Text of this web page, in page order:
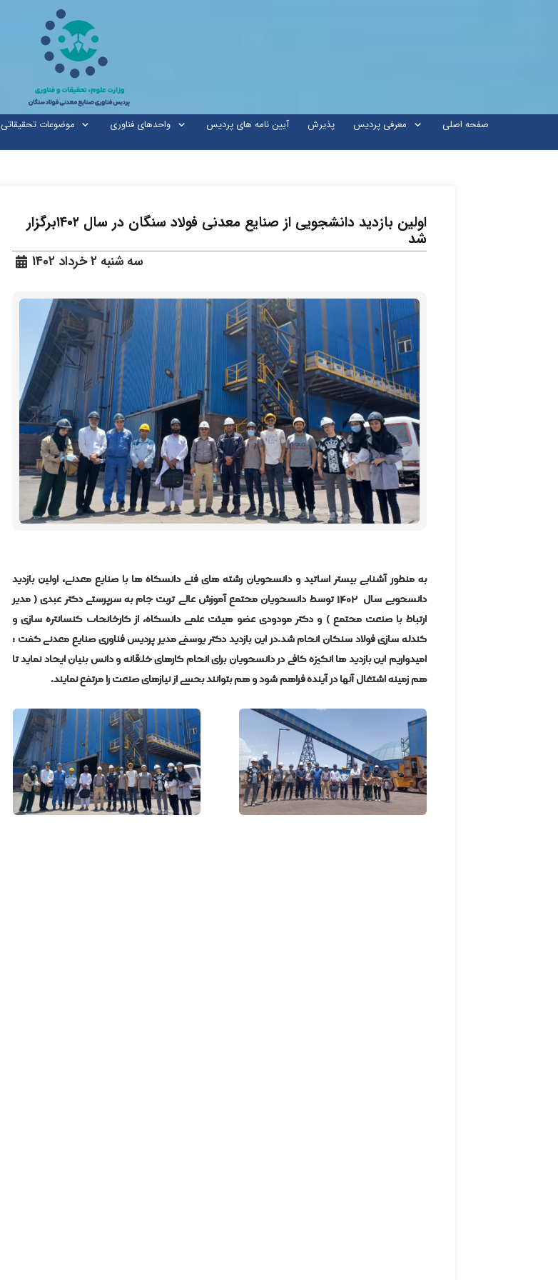
موضوعات تحقیقاتی واحدهای فناوری آیین نامه های پردیس پذیرش معرفی پردیس صفحه اصلی
اولین بازدید دانشجویی از صنایع معدنی فولاد سنگان در سال ۱۴۰۲برگزار
شد
سه شنبه 2 خرداد 1402
به منظور آشنایی بیشتر اساتید و دانشجویان رشته های فنی دانشگاه ها با صنایع معدنی، اولین بازدید
دانشجویی سال ۱۴۰۲ توسط دانشجویان مجتمع آموزش عالی تربت جام به سرپرستی دکتر عبدی ( مدیر
ارتباط با صنعت مجتمع ) و دکتر مودودی عضو هیئت علمی دانشگاه، از کارخانجات کنسانتره سازی و
گندله سازی فولاد سنگان انجام شد.در این بازدید دکتر یوسفی مدیر پردیس فناوری صنایع معدنی گفت :
امیدواریم این بازدید ها انگیزه کافی در دانشجویان برای انجام کارهای خلاقانه و دانش بنیان ایجاد نماید تا
هم زمینه اشتغال آنها در آینده فراهم شود و هم بتوانند بخشی از نیازهای صنعت را مرتفع نمایند.